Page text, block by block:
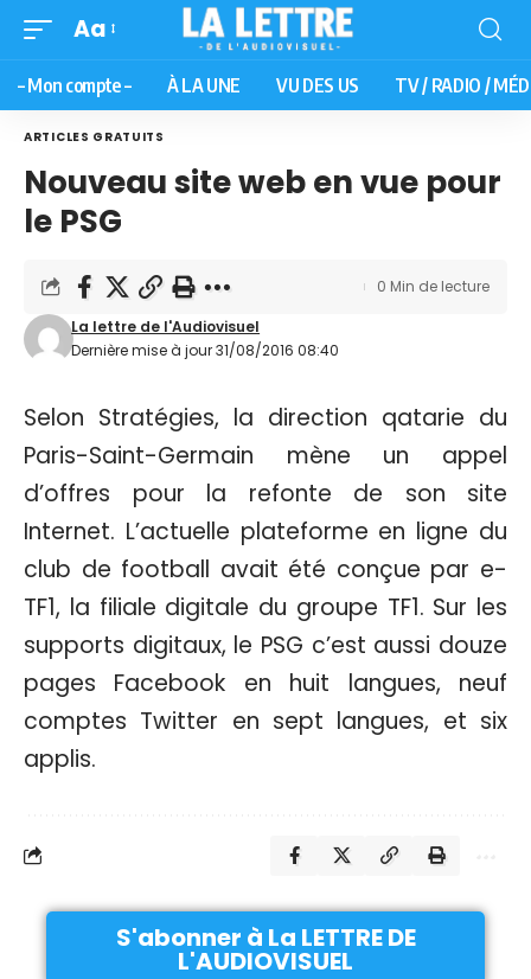
Aa
– Mon compte – À LA UNE VU DES US TV / RADIO /
ARTICLES GRATUITS
Nouveau site web en vue pour
le PSG
Dernière mise à jour 31/08/2016 08:40
La lettre de l'Audiovisuel
0 Min de lecture
Selon Stratégies, la direction qatarie du
Paris-Saint-Germain mène un appel
d’offres pour la refonte de son site
Internet. L’actuelle plateforme en ligne du
club de football avait été conçue par e-
TF1, la filiale digitale du groupe TF1. Sur les
supports digitaux, le PSG c’est aussi douze
pages Facebook en huit langues, neuf
comptes Twitter en sept langues, et six
applis.
S'abonner à La LETTRE DE
L'AUDIOVISUEL